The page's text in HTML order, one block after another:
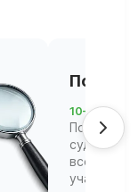
Подача
10–21 день
Подаём
суд и
всех